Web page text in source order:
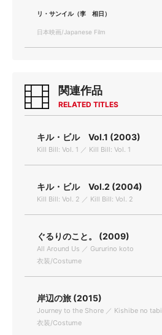
リ・サンイル（李 相日）
日本映画/Japanese Film
関連作品
RELATED TITLES
キル・ビル Vol.1 (2003)
Kill Bill: Vol. 1 ／ Kill Bill: Vol. 1
キル・ビル Vol.2 (2004)
Kill Bill: Vol. 2 ／ Kill Bill: Vol. 2
ぐるりのこと。 (2009)
All Around Us ／ Gururino koto
衣装/Costume
岸辺の旅 (2015)
Journey to the Shore ／ Kishibe no tabi
衣装/Costume